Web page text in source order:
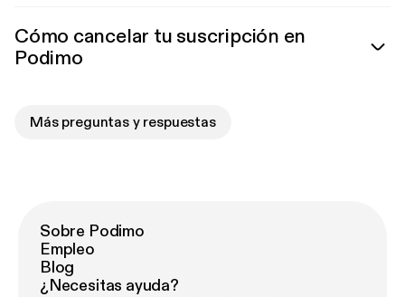
Cómo cancelar tu suscripción en
Podimo
Más preguntas y respuestas
Sobre Podimo
Empleo
Blog
¿Necesitas ayuda?